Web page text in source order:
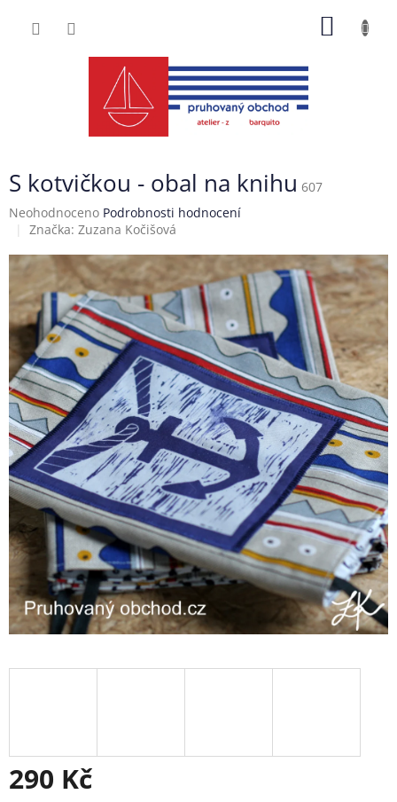
S kotvičkou - obal na knihu 607
Průměrné
hodnocení
je
hvězdiček.
Neohodnoceno Podrobnosti hodnocení
Značka: Zuzana Kočišová
290 Kč